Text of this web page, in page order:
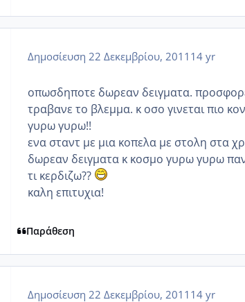
Δημοσίευση 22 Δεκεμβρίου, 2011 14 yr
οπωσδηποτε δωρεαν δειγματα.
τραβανε το βλεμμα. κ οσο γινεται πιο
γυρω γυρω!!
ενα σταντ με μια κοπελα με στολη στα
δωρεαν δειγματα κ κοσμο γυρω γυρω
τι κερδιζω??
καλη επιτυχια!
Παράθεση
Δημοσίευση 22 Δεκεμβρίου, 2011 14 yr